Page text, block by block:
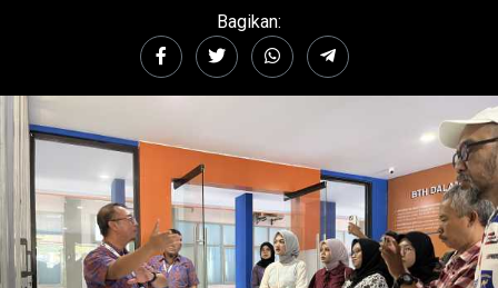
Bagikan: